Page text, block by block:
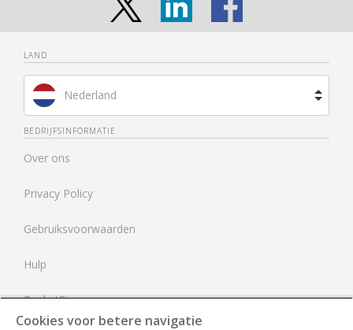
LAND
Nederland
Brazilië
Spanje
Frankrijk
Verenigd Koninkrijk
BEDRIJFSINFORMATIE
Over ons
Privacy Policy
Gebruiksvoorwaarden
Hulp
RocketSign
Cookies voor betere navigatie